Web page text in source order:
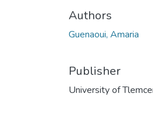
Authors
Guenaoui, Amaria
Publisher
University of